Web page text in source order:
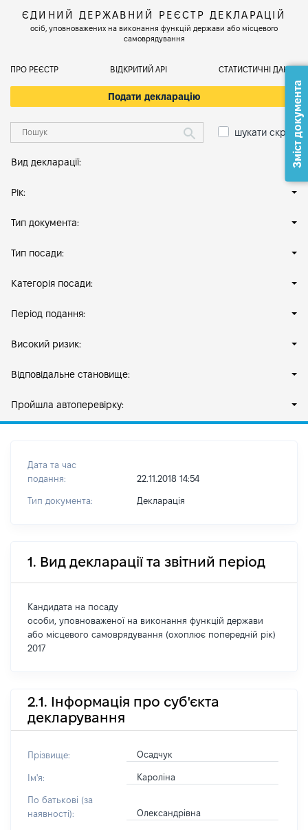
ЄДИНИЙ ДЕРЖАВНИЙ РЕЄСТР ДЕКЛАРАЦІЙ
осіб, уповноважених на виконання функцій держави або місцевого
самоврядування
ПРО РЕЄСТР ВІДКРИТИЙ АРІ СТАТИСТИЧНІ ДАНІ
Подати декларацію
шукати скрізь
Вид декларації:
Рік:
Тип документа:
Тип посади:
Категорія посади:
Період подання:
Високий ризик:
Відповідальне становище:
Пройшла автоперевірку:
Дата та час
подання:
22.11.2018 14:54
Тип документа: Декларація
1. Вид декларації та звітний період
Кандидата на посаду
особи, уповноваженої на виконання функцій держави
або місцевого самоврядування (охоплює попередній рік)
2017
2.1. Інформація про суб'єкта
декларування
Прізвище: Осадчук
Ім'я: Кароліна
По батькові (за
наявності):
Олександрівна
Зміст документа